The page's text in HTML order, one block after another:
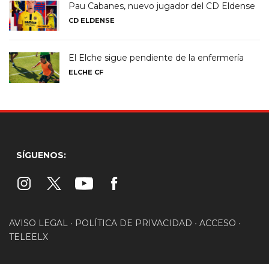
Pau Cabanes, nuevo jugador del CD Eldense
CD ELDENSE
El Elche sigue pendiente de la enfermería
ELCHE CF
SÍGUENOS:
AVISO LEGAL • POLÍTICA DE PRIVACIDAD • ACCESO •
TELEELX